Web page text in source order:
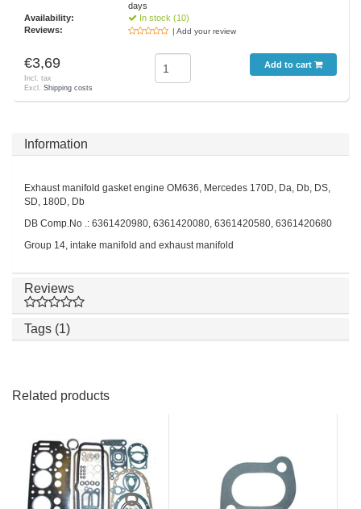
days
Availability:
In stock (10)
Reviews:
| Add your review
€3,69
Incl. tax
Excl. Shipping costs
Add to cart
Information
Exhaust manifold gasket engine OM636, Mercedes 170D, Da, Db, DS,
SD, 180D, Db
DB Comp.No .: 6361420980, 6361420080, 6361420580, 6361420680
Group 14, intake manifold and exhaust manifold
Reviews
Tags (1)
Related products